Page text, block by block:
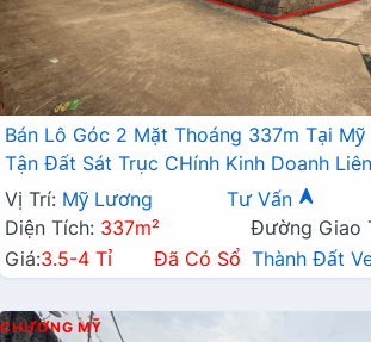
Bán Lô Góc 2 Mặt Thoáng 337m Tại
Tận Đất Sát Trục CHính Kinh Doanh
Vị Trí: Mỹ Lương Tư Vấn
Diện Tích: 337m²
Đường Giao
Giá:3.5-4 Tỉ Đã Có Sổ Thành Đất
CHƯƠNG MỸ